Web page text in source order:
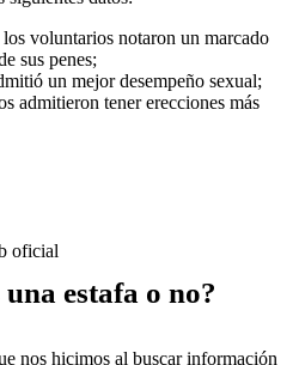
voluntarios notaron un marcado
sus penes;
un mejor desempeño sexual;
admitieron tener erecciones más
oficial
estafa o no?
nos hicimos al buscar información